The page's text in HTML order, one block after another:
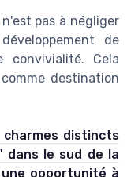
pas à négliger
de
convivialité. Cela
destination
charmes distincts
dans le sud de la
opportunité à